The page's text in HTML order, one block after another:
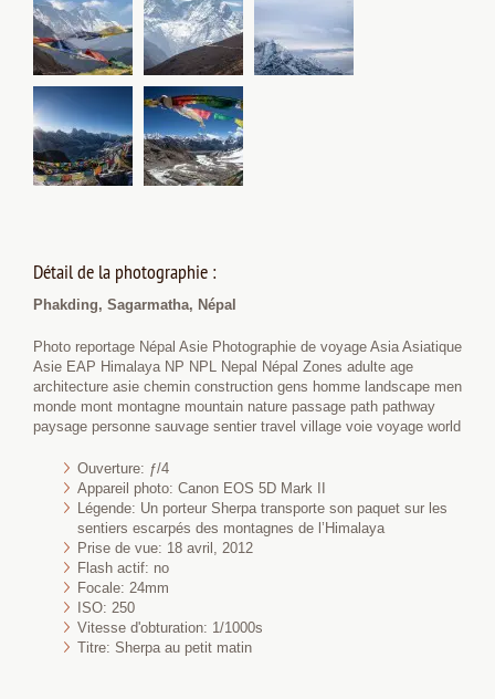
Détail de la photographie :
Phakding, Sagarmatha, Népal
Photo reportage Népal Asie Photographie de voyage Asia Asiatique
Asie EAP Himalaya NP NPL Nepal Népal Zones adulte age
architecture asie chemin construction gens homme landscape men
monde mont montagne mountain nature passage path pathway
paysage personne sauvage sentier travel village voie voyage world
Ouverture: ƒ/4
Appareil photo: Canon EOS 5D Mark II
Légende: Un porteur Sherpa transporte son paquet sur les
sentiers escarpés des montagnes de l’Himalaya
Prise de vue: 18 avril, 2012
Flash actif: no
Focale: 24mm
ISO: 250
Vitesse d'obturation: 1/1000s
Titre: Sherpa au petit matin